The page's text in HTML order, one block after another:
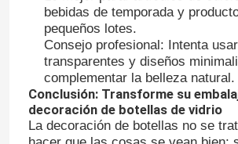
bebidas de temporada y
pequeños lotes.
Consejo profesional: Intenta
transparentes y diseños
complementar la belleza natural.
Conclusión: Transforme su
decoración de botellas de vidrio
La decoración de botellas no se